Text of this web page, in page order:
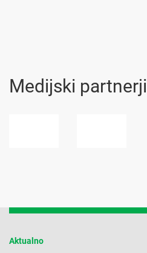
Medijski partnerji
Aktualno